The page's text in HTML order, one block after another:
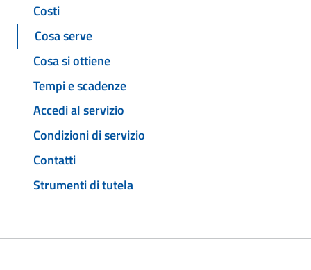
Costi
Cosa serve
Cosa si ottiene
Tempi e scadenze
Accedi al servizio
Condizioni di servizio
Contatti
Strumenti di tutela